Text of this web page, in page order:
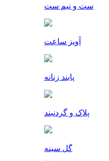
ست و نیم ست
آویز ساعت
پابند زنانه
پلاک و گردنبند
گل سینه